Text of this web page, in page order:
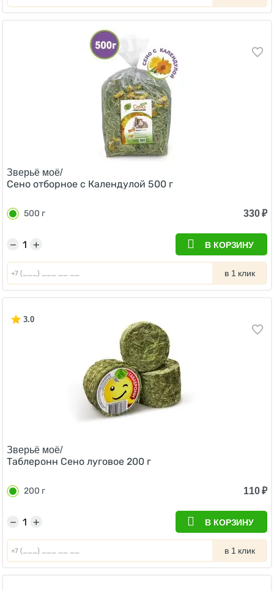
Зверьё моё/
Сено отборное с Календулой 500 г
500 г 330₽
+
− В КОРЗИНУ
в 1 клик
3.0
Зверьё моё/
Таблеронн Сено луговое 200 г
200 г 110₽
+
− В КОРЗИНУ
в 1 клик